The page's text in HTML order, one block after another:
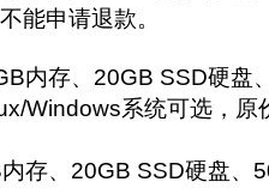
能申请退款。
内存、20GB SSD硬盘
Windows系统可选，原
存、20GB SSD硬盘、